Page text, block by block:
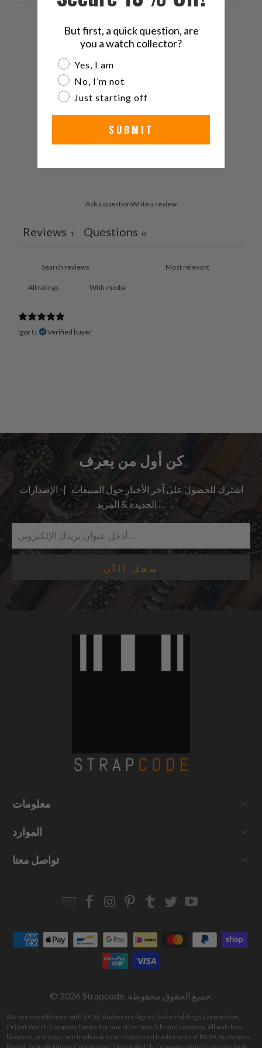
5 / 51 review
0%
Ask a questionWrite a review
Reviews 1 Questions 0
With media
Igor U. Verified buyer
كن أول من يعرف
اشترك للحصول على آخر الأخبار حول المبيعات | الإصدارات
الجديدة & المزيد …
معلومات
الموارد
تواصل معنا
EmailStrapcode
Facebook
Strapcode
Instagram
Strapcode
Pinterest
Strapcode
Tumblr
Strapcode
TwitterYouTube
© 2026 Strapcode
We are not affiliated with RX SA, Audemars Piguet, Seiko Holdings Corporation,
Orient Watch Company Limited or any other watch brand company. All watches,
likeness, and logos are trademarks or registered trademarks of RX SA, Audemars
Piguet, Seiko Holdings Corporation, Orient Watch Company Limited, respectively.
But first, a quick question, are
you a watch collector?
Are you a watch collector?
Yes, I am
No, I’m not
Just starting off
SUBMIT